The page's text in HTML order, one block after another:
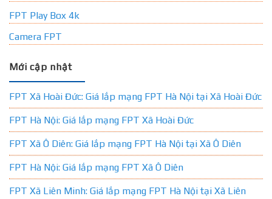
FPT Play Box 4k
Camera FPT
Mới cập nhật
FPT Xã Hoài Đức: Giá lắp mạng FPT Hà Nội tại Xã Hoài Đức
FPT Hà Nội: Giá lắp mạng FPT Xã Hoài Đức
FPT Xã Ô Diên: Giá lắp mạng FPT Hà Nội tại Xã Ô Diên
FPT Hà Nội: Giá lắp mạng FPT Xã Ô Diên
FPT Xã Liên Minh: Giá lắp mạng FPT Hà Nội tại Xã Liên